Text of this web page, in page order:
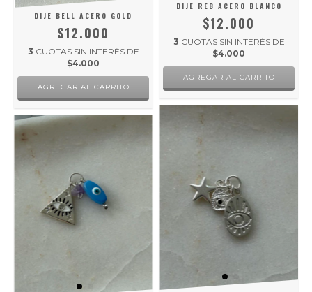
DIJE BELL ACERO GOLD
$12.000
3 CUOTAS SIN INTERÉS DE
$4.000
DIJE REB ACERO BLANCO
$12.000
3 CUOTAS SIN INTERÉS DE
$4.000